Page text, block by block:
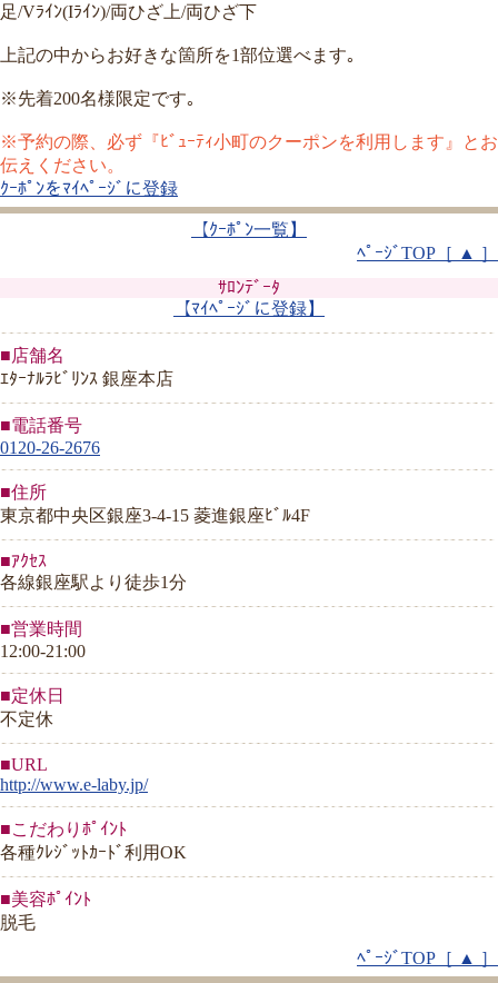
足/Vﾗｲﾝ(Iﾗｲﾝ)/両ひざ上/両ひざ下
上記の中からお好きな箇所を1部位選べます｡
※先着200名様限定です｡
※予約の際、必ず『ﾋﾞｭｰﾃｨ小町のクーポンを利用します』とお
伝えください。
ｸｰﾎﾟﾝをﾏｲﾍﾟｰｼﾞに登録
【ｸｰﾎﾟﾝ一覧】
ﾍﾟｰｼﾞTOP［ ▲ ］
ｻﾛﾝﾃﾞｰﾀ
【ﾏｲﾍﾟｰｼﾞに登録】
■店舗名
ｴﾀｰﾅﾙﾗﾋﾞﾘﾝｽ 銀座本店
■電話番号
0120-26-2676
■住所
東京都中央区銀座3-4-15 菱進銀座ﾋﾞﾙ4F
■ｱｸｾｽ
各線銀座駅より徒歩1分
■営業時間
12:00-21:00
■定休日
不定休
■URL
http://www.e-laby.jp/
■こだわりﾎﾟｲﾝﾄ
各種ｸﾚｼﾞｯﾄｶｰﾄﾞ利用OK
■美容ﾎﾟｲﾝﾄ
脱毛
ﾍﾟｰｼﾞTOP［ ▲ ］